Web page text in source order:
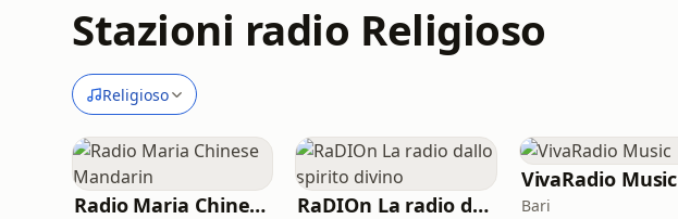
Stazioni radio Religioso
Religioso
Radio Maria Chinese Mandarin RaDIOn La radio dallo spirito divino
VivaRadio Music
Bari